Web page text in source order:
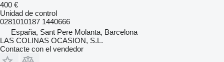
400 €
Unidad de control
0281010187 1440666
España, Sant Pere Molanta, Barcelona
LAS COLINAS OCASION, S.L.
Contacte con el vendedor